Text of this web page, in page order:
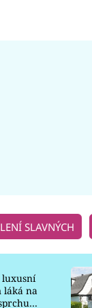
SLAVNÝCH
luxusní
láká na